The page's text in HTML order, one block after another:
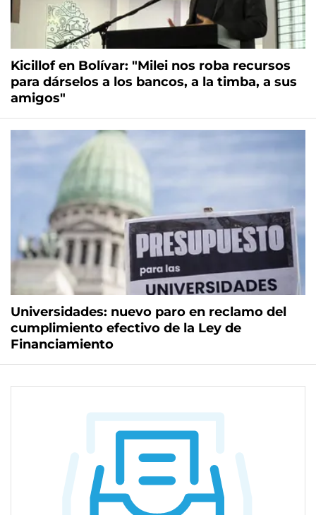
Kicillof en Bolívar: "Milei nos roba recursos
para dárselos a los bancos, a la timba, a sus
amigos"
Universidades: nuevo paro en reclamo del
cumplimiento efectivo de la Ley de
Financiamiento